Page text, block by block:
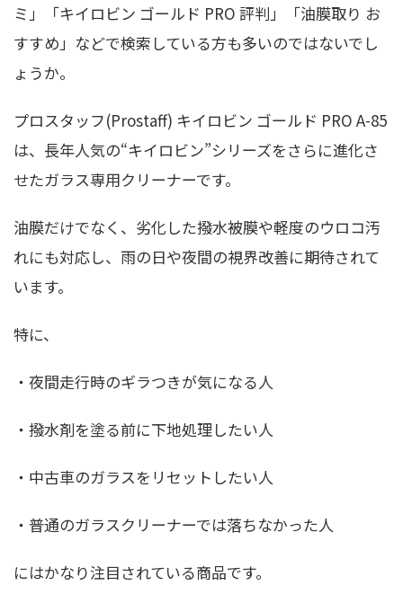
ミ」「キイロビン ゴールド PRO 評判」「油膜取り お
すすめ」などで検索している方も多いのではないでし
ょうか。
プロスタッフ(Prostaff) キイロビン ゴールド PRO A-85
は、長年人気の“キイロビン”シリーズをさらに進化さ
せたガラス専用クリーナーです。
油膜だけでなく、劣化した撥水被膜や軽度のウロコ汚
れにも対応し、雨の日や夜間の視界改善に期待されて
います。
特に、
・夜間走行時のギラつきが気になる人
・撥水剤を塗る前に下地処理したい人
・中古車のガラスをリセットしたい人
・普通のガラスクリーナーでは落ちなかった人
にはかなり注目されている商品です。